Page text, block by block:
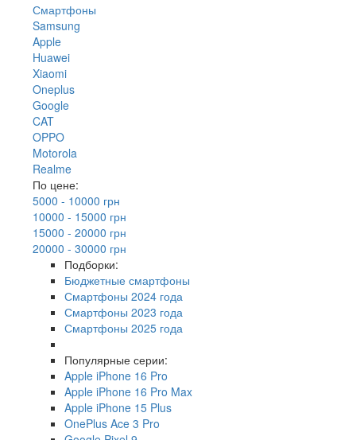
Смартфоны
Samsung
Apple
Huawei
Xiaomi
Oneplus
Google
CAT
OPPO
Motorola
Realme
По цене:
5000 - 10000 грн
10000 - 15000 грн
15000 - 20000 грн
20000 - 30000 грн
Подборки:
Бюджетные смартфоны
Смартфоны 2024 года
Смартфоны 2023 года
Смартфоны 2025 года
Популярные серии:
Apple iPhone 16 Pro
Apple iPhone 16 Pro Max
Apple iPhone 15 Plus
OnePlus Ace 3 Pro